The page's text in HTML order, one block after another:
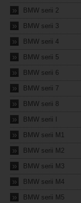
» BMW serii 2
» BMW serii 3
» BMW serii 4
» BMW serii 5
» BMW serii 6
» BMW serii 7
» BMW serii 8
» BMW serii I
» BMW serii M1
» BMW serii M2
» BMW serii M3
» BMW serii M4
» BMW serii M5